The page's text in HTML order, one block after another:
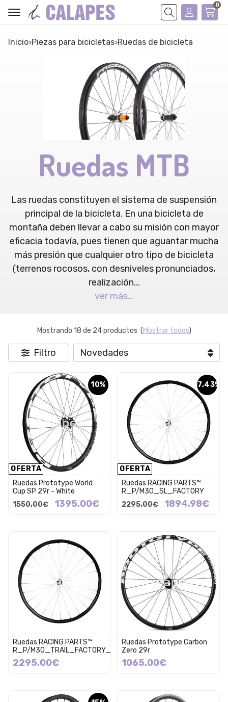
Buscar
0
Inicio piezas para bicicletas ruedas de bicicleta
Ruedas MTB
Las ruedas constituyen el sistema de suspensión
principal de la bicicleta. En una bicicleta de
montaña deben llevar a cabo su misión con mayor
eficacia todavía, pues tienen que aguantar mucha
más presión que cualquier otro tipo de bicicleta
(terrenos rocosos, con desniveles pronunciados,
realización...
ver más...
Mostrando 18 de 24 productos (Mostrar todos)
Filtro
10%
OFERTA
Ruedas Prototype World
Cup SP 29r - White
1550,00€
1395,00€
17,43%
OFERTA
Ruedas RACING PARTS™
R_P/M30_SL_FACTORY
2295,00€
1894,98€
Ruedas RACING PARTS™
R_P/M30_TRAIL_FACTORY_BERD
2295,00€
Ruedas Prototype Carbon
Zero 29r
1065,00€